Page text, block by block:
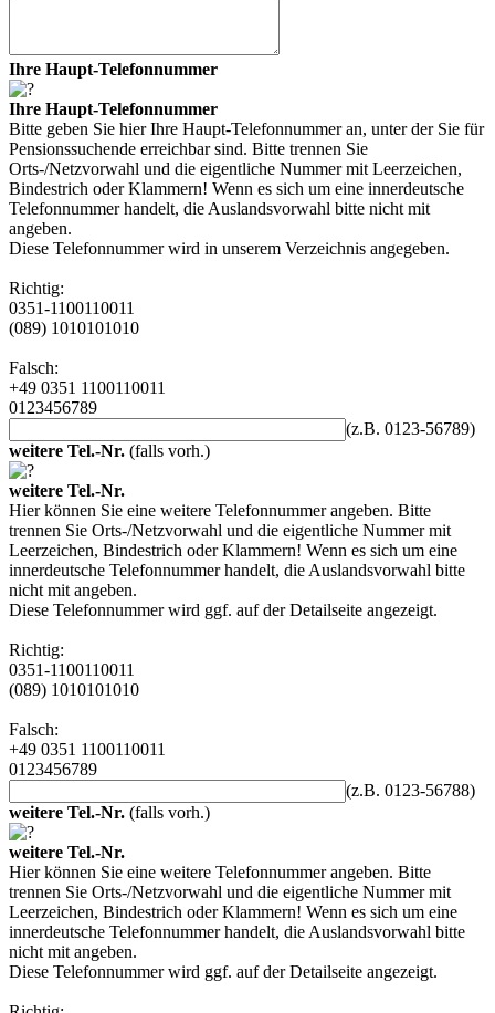
Ihre Haupt-Telefonnummer
Ihre Haupt-Telefonnummer
Bitte geben Sie hier Ihre Haupt-Telefonnummer an, unter der Sie für
Pensionssuchende erreichbar sind. Bitte trennen Sie
Orts-/Netzvorwahl und die eigentliche Nummer mit Leerzeichen,
Bindestrich oder Klammern! Wenn es sich um eine innerdeutsche
Telefonnummer handelt, die Auslandsvorwahl bitte nicht mit
angeben.
Diese Telefonnummer wird in unserem Verzeichnis angegeben.
Richtig:
0351-1100110011
(089) 1010101010
Falsch:
+49 0351 1100110011
0123456789
(z.B. 0123-56789)
weitere Tel.-Nr. (falls vorh.)
weitere Tel.-Nr.
Hier können Sie eine weitere Telefonnummer angeben. Bitte
trennen Sie Orts-/Netzvorwahl und die eigentliche Nummer mit
Leerzeichen, Bindestrich oder Klammern! Wenn es sich um eine
innerdeutsche Telefonnummer handelt, die Auslandsvorwahl bitte
nicht mit angeben.
Diese Telefonnummer wird ggf. auf der Detailseite angezeigt.
Richtig:
0351-1100110011
(089) 1010101010
Falsch:
+49 0351 1100110011
0123456789
(z.B. 0123-56788)
weitere Tel.-Nr. (falls vorh.)
weitere Tel.-Nr.
Hier können Sie eine weitere Telefonnummer angeben. Bitte
trennen Sie Orts-/Netzvorwahl und die eigentliche Nummer mit
Leerzeichen, Bindestrich oder Klammern! Wenn es sich um eine
innerdeutsche Telefonnummer handelt, die Auslandsvorwahl bitte
nicht mit angeben.
Diese Telefonnummer wird ggf. auf der Detailseite angezeigt.